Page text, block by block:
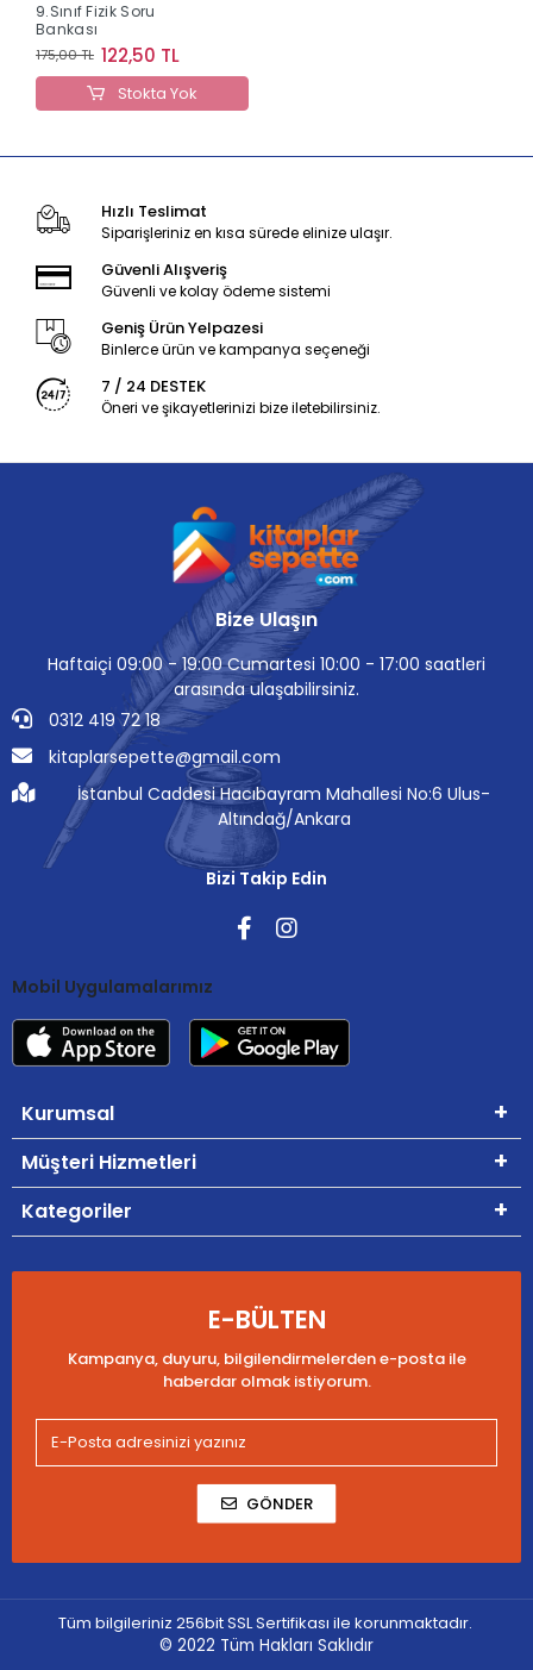
9.Sınıf Fizik Soru
Bankası
175,00 TL 122,50 TL
Stokta Yok
Hızlı Teslimat
Siparişleriniz en kısa sürede elinize ulaşır.
Güvenli Alışveriş
Güvenli ve kolay ödeme sistemi
Geniş Ürün Yelpazesi
Binlerce ürün ve kampanya seçeneği
7 / 24 DESTEK
Öneri ve şikayetlerinizi bize iletebilirsiniz.
Bize Ulaşın
Haftaiçi 09:00 - 19:00 Cumartesi 10:00 - 17:00 saatleri
arasında ulaşabilirsiniz.
0312 419 72 18
kitaplarsepette@gmail.com
İstanbul Caddesi Hacıbayram Mahallesi No:6 Ulus-
Altındağ/Ankara
Bizi Takip Edin
Mobil Uygulamalarımız
Kurumsal
Müşteri Hizmetleri
Kategoriler
E-BÜLTEN
Kampanya, duyuru, bilgilendirmelerden e-posta ile
haberdar olmak istiyorum.
GÖNDER
Tüm bilgileriniz 256bit SSL Sertifikası ile korunmaktadır.
© 2022 Tüm Hakları Saklıdır